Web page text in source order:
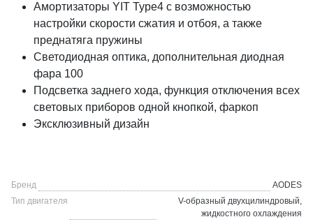
Амортизаторы YIT Type4 с возможностью
настройки скорости сжатия и отбоя, а также
преднатяга пружины
Светодиодная оптика, дополнительная диодная
фара 100
Подсветка заднего хода, функция отключения всех
световых приборов одной кнопкой, фаркоп
Эксклюзивный дизайн
Бренд
AODES
Тип двигателя
V-образный двухцилиндровый,
жидкостного охлаждения